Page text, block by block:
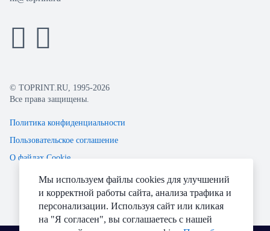
© TOPRINT.RU, 1995-2026
Все права защищены.
Политика конфиденциальности
Пользовательское соглашение
О файлах Cookie
Мы используем файлы cookies для улучшений
и корректной работы сайта, анализа трафика и
персонализации. Используя сайт или кликая
на "Я согласен", вы соглашаетесь с нашей